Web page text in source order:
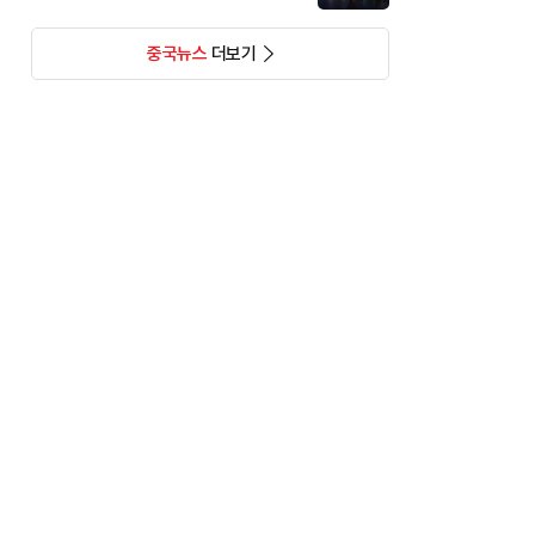
중국뉴스더보기